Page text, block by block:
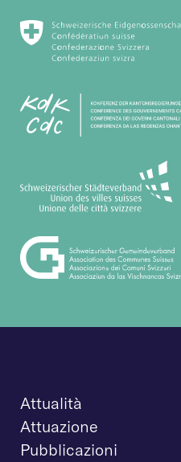
Attualità
Attuazione
Pubblicazioni